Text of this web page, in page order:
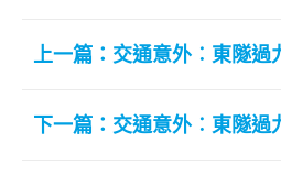
上一篇：交通意外︰東隧
下一篇：交通意外︰東隧過